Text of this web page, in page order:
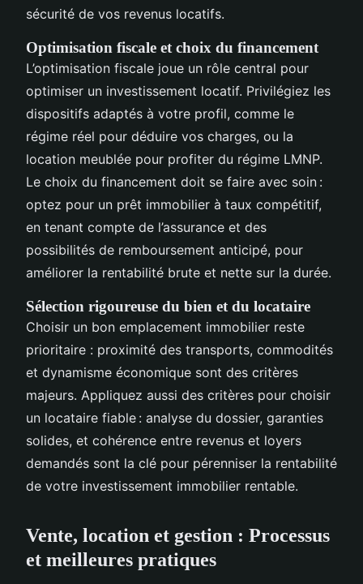
sécurité de vos revenus locatifs.
Optimisation fiscale et choix du financement
L’optimisation fiscale joue un rôle central pour
optimiser un investissement locatif. Privilégiez les
dispositifs adaptés à votre profil, comme le
régime réel pour déduire vos charges, ou la
location meublée pour profiter du régime LMNP.
Le choix du financement doit se faire avec soin :
optez pour un prêt immobilier à taux compétitif,
en tenant compte de l’assurance et des
possibilités de remboursement anticipé, pour
améliorer la rentabilité brute et nette sur la durée.
Sélection rigoureuse du bien et du locataire
Choisir un bon emplacement immobilier reste
prioritaire : proximité des transports, commodités
et dynamisme économique sont des critères
majeurs. Appliquez aussi des critères pour choisir
un locataire fiable : analyse du dossier, garanties
solides, et cohérence entre revenus et loyers
demandés sont la clé pour pérenniser la rentabilité
de votre investissement immobilier rentable.
Vente, location et gestion : Processus
et meilleures pratiques